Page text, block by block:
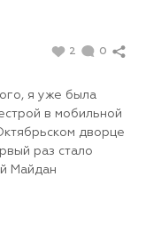
2 0
я уже была
в мобильной
дворце
раз стало
Майдан